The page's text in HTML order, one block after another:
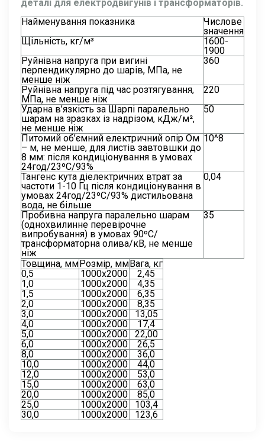
деталі для електродвигунів і трансформаторів.
Найменування показника
Числове
значення
Щільність, кг/м³
1600-
1900
Руйнівна напруга при вигині
перпендикулярно до шарів, МПа, не
менше ніж
360
Руйнівна напруга під час розтягування,
МПа, не менше ніж
220
Ударна в’язкість за Шарпі паралельно
шарам на зразках із надрізом, кДж/м²,
не менше ніж
50
Питомий об’ємний електричний опір Ом
– м, не менше, для листів завтовшки до
8 мм: після кондиціонування в умовах
24год/23ºС/93%
10^8
Тангенс кута діелектричних втрат за
частоти 1-10 Гц після кондиціонування в
умовах 24год/23ºС/93% дистильована
вода, не більше
0,04
Пробивна напруга паралельно шарам
(однохвилинне перевірочне
випробування) в умовах 90ºС/
трансформаторна олива/кВ, не менше
ніж
35
Товщина, ммРозмір, ммВага, кг
0,5
1000х2000
2,45
1,0
1000х2000
4,35
1,5
1000х2000
6,35
2,0
1000х2000
8,35
3,0
1000х2000
13,05
4,0
1000х2000
17,4
5,0
1000х2000
22,00
6,0
1000х2000
26,5
8,0
1000х2000
36,0
10,0
1000х2000
44,0
12,0
1000х2000
53,0
15,0
1000х2000
63,0
20,0
1000х2000
85,0
25,0
1000х2000
103,4
30,0
1000х2000 123,6